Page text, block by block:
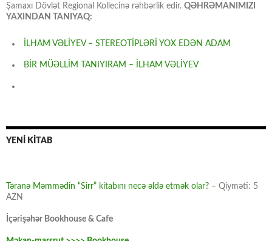
Şamaxı Dövlət Regional Kollecinə rəhbərlik edir. QƏHRƏMANIMIZI
YAXINDAN TANIYAQ:
İLHAM VƏLİYEV – STEREOTİPLƏRİ YOX EDƏN ADAM
BİR MÜƏLLİM TANIYIRAM – İLHAM VƏLİYEV
YENİ KİTAB
Təranə Məmmədin “Sirr” kitabını necə əldə etmək olar? – Qiyməti: 5
AZN
İçərişəhər Bookhouse & Cafe